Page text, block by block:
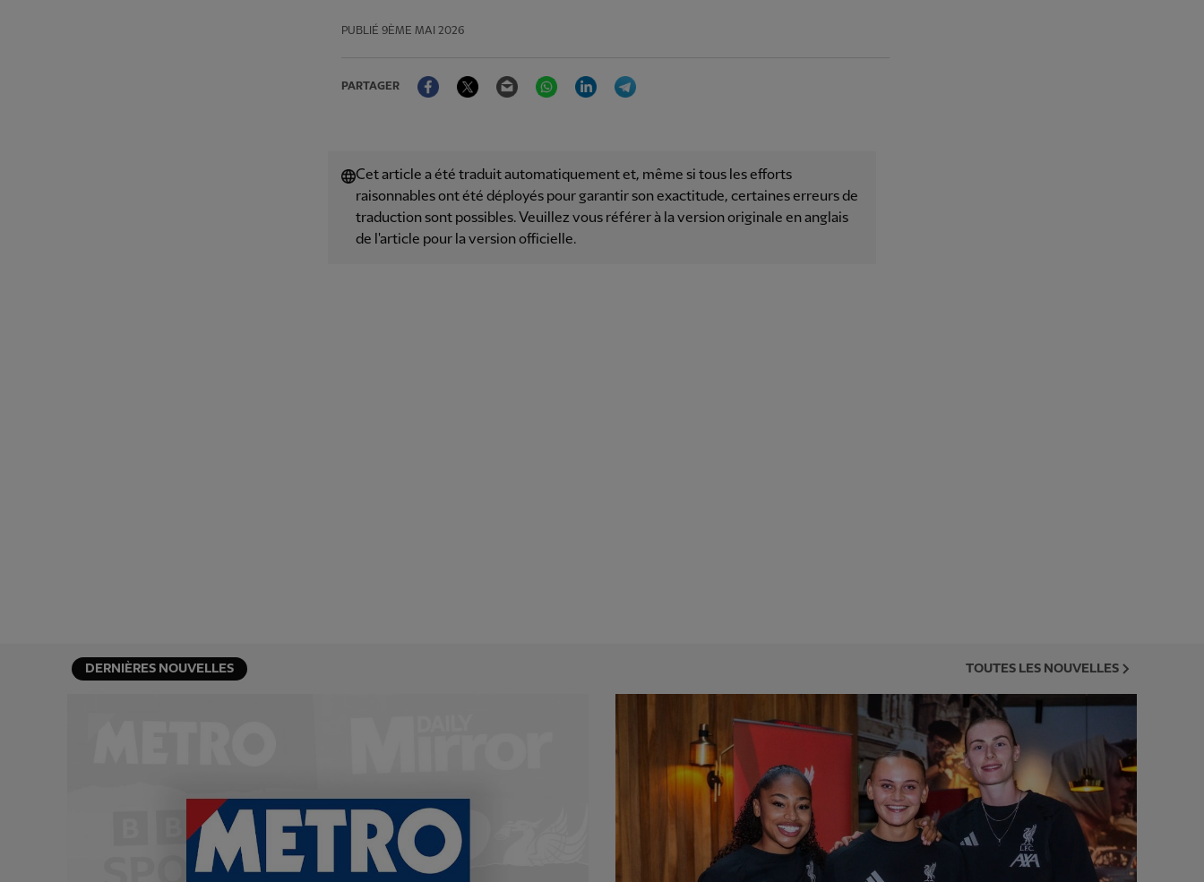
PUBLIÉ 9ÈME MAI 2026
PARTAGER
FacebookTwitter Email WhatsAppLinkedIn
Cet article a été traduit automatiquement et, même si tous les efforts
raisonnables ont été déployés pour garantir son exactitude, certaines erreurs de
traduction sont possibles. Veuillez vous référer à la version originale en anglais
de l'article pour la version officielle.
DERNIÈRES NOUVELLES TOUTES LES NOUVELLES